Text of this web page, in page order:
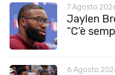
7 Agosto
Jaylen
“C’è
6 Agosto